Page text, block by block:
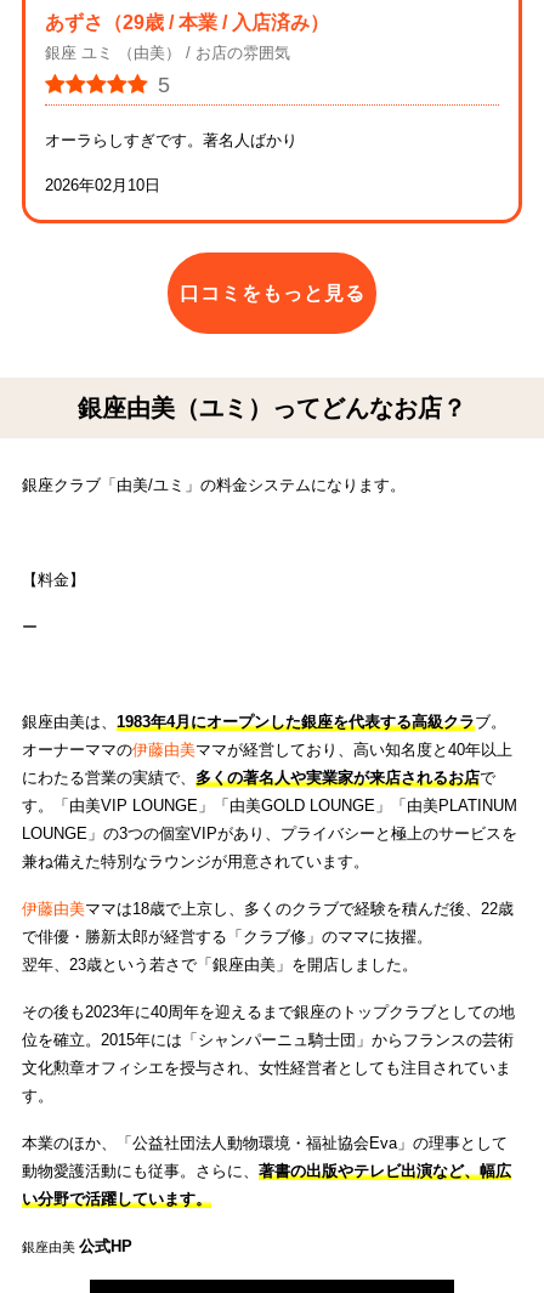
あずさ （29歳 / 本業 / 入店済み）
銀座 ユミ （由美） お店の雰囲気
5
オーラらしすぎです。著名人ばかり
2026年02月10日
口コミをもっと見る
銀座由美（ユミ）ってどんなお店？
銀座クラブ「由美/ユミ」の料金システムになります。
【料金】
ー
銀座由美は、 1983年4月にオープンした銀座を代表する高級クラブ。
オーナーママの伊藤由美ママが経営しており、高い知名度と40年以上
にわたる営業の実績で、 多くの著名人や実業家が来店されるお店で
す。「由美VIP LOUNGE」「由美GOLD LOUNGE」「由美PLATINUM
LOUNGE」の3つの個室VIPがあり、プライバシーと極上のサービスを
兼ね備えた特別なラウンジが用意されています。
伊藤由美ママは18歳で上京し、多くのクラブで経験を積んだ後、22歳
で俳優・勝新太郎が経営する「クラブ修」のママに抜擢。
翌年、23歳という若さで「銀座由美」を開店しました。
その後も2023年に40周年を迎えるまで銀座のトップクラブとしての地
位を確立。2015年には「シャンパーニュ騎士団」からフランスの芸術
文化勲章オフィシエを授与され、女性経営者としても注目されていま
す。
本業のほか、「公益社団法人動物環境・福祉協会Eva」の理事として
動物愛護活動にも従事。さらに、 著書の出版やテレビ出演など、幅広
い分野で活躍しています。
銀座由美 公式HP